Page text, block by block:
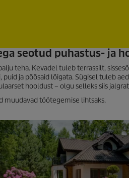
seotud puhastus- ja
teha. Kevadel tuleb terrassilt,
puid ja põõsaid lõigata. Sügisel tuleb
hooldust – olgu selleks siis
muudavad töötegemise lihtsaks.